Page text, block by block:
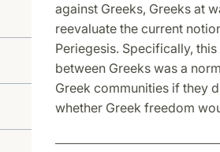
against Greeks, Greeks at
reevaluate the current
Periegesis. Specifically,
between Greeks was a
Greek communities if they
whether Greek freedom